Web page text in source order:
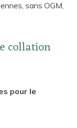
sans OGM,
collation
pour le